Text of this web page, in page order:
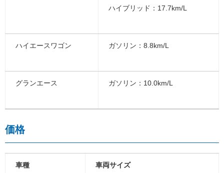
ハイブリッド：17.7km/L
ハイエースワゴン ガソリン：8.8km/L
グランエース ガソリン：10.0km/L
価格
車種 車両サイズ